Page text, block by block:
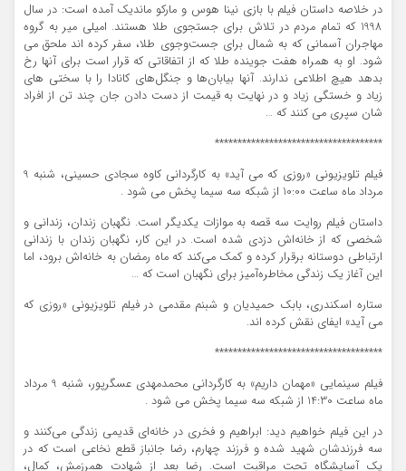
در خلاصه داستان فیلم با بازی نینا هوس و مارکو ماندیک آمده است: در سال
1998 که تمام مردم در تلاش برای جستجوی طلا هستند. امیلی میر به گروه
مهاجران آسمانی که به شمال برای جست‌وجوی طلا، سفر کرده اند ملحق می
شود. او به همراه هفت جوینده طلا که از اتفاقاتی که قرار است برای آنها رخ
بدهد هیچ اطلاعی ندارند. آنها بیابان‌ها و جنگل‌های کانادا را با سختی های
زیاد و خستگی زیاد و در نهایت به قیمت از دست دادن جان چند تن از افراد
شان سپری می کنند که …
*************************************
فیلم تلویزیونی «روزی که می آید» به کارگردانی کاوه سجادی حسینی، شنبه 9
مرداد ماه ساعت 10:00 از شبکه سه سیما پخش می شود .
داستان فیلم روایت سه قصه به موازات یکدیگر است. نگهبان زندان، زندانی و
شخصی که از خانه‌اش دزدی شده است. در این کار، نگهبان زندان با زندانی
ارتباطی دوستانه برقرار کرده و کمک می‌کند که ماه رمضان به خانه‌اش برود، اما
این آغاز یک زندگی مخاطره‌آمیز برای نگهبان است که …
ستاره اسکندری، بابک حمیدیان و شبنم مقدمی در فیلم تلویزیونی «روزی که
می آید» ایفای نقش کرده اند.
*************************************
فیلم سینمایی «مهمان داریم» به کارگردانی محمدمهدی عسگرپور، شنبه 9 مرداد
ماه ساعت 14:30 از شبکه سه سیما پخش می شود .
در این فیلم خواهیم دید: ابراهیم و فخری در خانه‌ای قدیمی زندگی می‌کنند و
سه فرزندشان شهید شده و فرزند چهارم، رضا جانباز قطع نخاعی است که در
یک آسایشگاه تحت مراقبت است. رضا بعد از شهادت همرزمش، کمال،